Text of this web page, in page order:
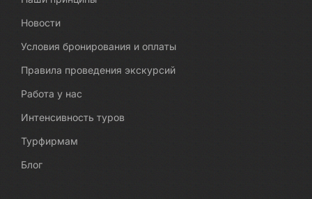
Новости
Условия бронирования и оплаты
Правила проведения экскурсий
Работа у нас
Интенсивность туров
Турфирмам
Блог